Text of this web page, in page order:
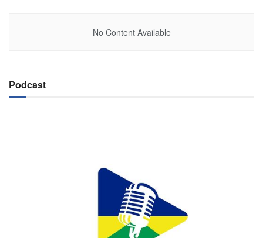
No Content Available
Podcast